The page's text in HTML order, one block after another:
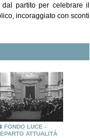
partito per celebrare il
incoraggiato con sconti
FONDO LUCE -
ATTUALITÀ